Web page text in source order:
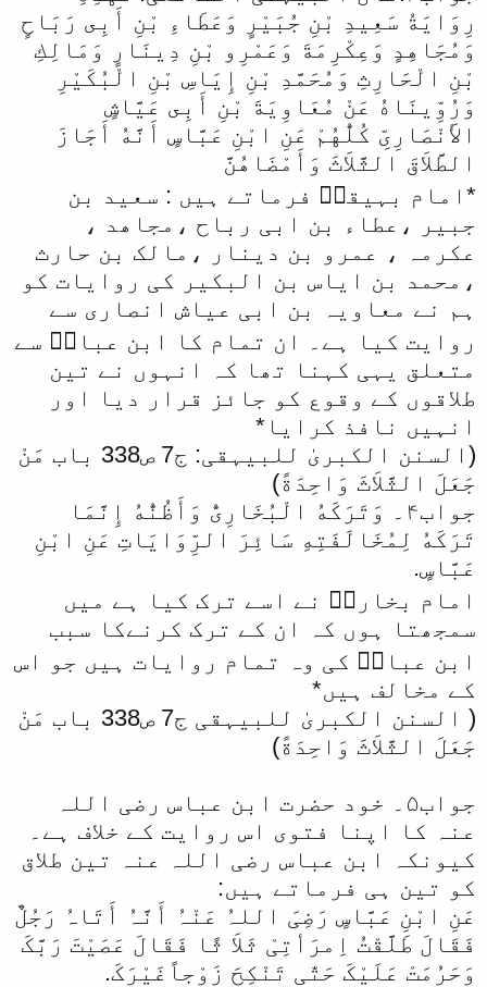
رِوَايَةُ سَعِيدِ بْنِ جُبَيْرٍ وَعَطَاءِ بْنِ أَبِى رَبَاحٍ
وَمُجَاهِدٍ وَعِكْرِمَةَ وَعَمْرِو بْنِ دِينَارٍ وَمَالِكِ
بْنِ الْحَارِثِ وَمُحَمَّدِ بْنِ إِيَاسِ بْنِ الْبُكَيْرِ
وَرُوِّينَاهُ عَنْ مُعَاوِيَةَ بْنِ أَبِى عَيَّاشٍ
الأَنْصَارِىِّ كُلُّهُمْ عَنِ ابْنِ عَبَّاسٍ أَنَّهُ أَجَازَ
الطَّلاَقَ الثَّلاَثَ وَأَمْضَاهُنَّ
*امام بہیقیؒ فرماتے ہیں : سعید بن
جبیر ،عطاء بن ابی رباح ،مجاھد ،
عکرمہ ، عمرو بن دینار ،مالک بن حارث
،محمد بن ایاس بن البکیر کی روایات کو
ہم نے معاویہ بن ابی عیاش انصاری سے
روایت کیا ہے۔ ان تمام کا ابن عباسؓ سے
متعلق یہی کہنا تھا کہ انہوں نے تین
طلاقوں کے وقوع کو جائز قرار دیا اور
انہیں نافذ کرایا*
(السنن الکبریٰ للبیہقی: ج7 ص338 باب مَنْ
جَعَلَ الثَّلاَثَ وَاحِدَةً)
جواب۴۔ وَتَرَكَهُ الْبُخَارِىُّ وَأَظُنُّهُ إِنَّمَا
تَرَكَهُ لِمُخَالَفَتِهِ سَائِرَ الرِّوَايَاتِ عَنِ ابْنِ
عَبَّاسٍ.
امام بخاریؒ نے اسے ترک کیا ہے میں
سمجھتا ہوں کہ ان کے ترک کرنےکا سبب
ابن عباسؓ کی وہ تمام روایات ہیں جو اس
کے مخالف ہیں*
( السنن الکبریٰ للبیہقی ج7 ص338 باب مَنْ
جَعَلَ الثَّلاَثَ وَاحِدَةً)
جواب۵۔ خود حضرت ابن عباس رضی اللہ
عنہ کا اپنا فتوی اس روایت کے خلاف ہے۔
کیونکہ ابن عباس رضی اللہ عنہ تین طلاق
کو تین ہی فرماتے ہیں:
عَنِ ابْنِ عَبَّاسٍ رَضِیَ اللہُ عَنْہُ أَنَّہُ أَتَاہُ رَجُلٌ
فَقَالَ طَلَّقْتُ اِمرَأتِیْ ثَلاَ ثًا فَقَالَ عَصَیْتَ رَبَّکَ
وَحَرُمَتْ عَلَیْکَ حَتّٰی تَنْکِحَ زَوْجاًغَیْرَکَ.